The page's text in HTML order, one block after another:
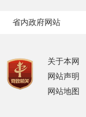
省内政府网站
关于本网
网站声明
网站地图